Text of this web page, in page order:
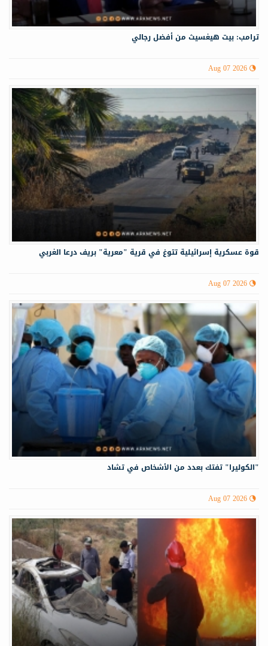
ترامب: بيت هيغسيث من أفضل رجالي
Aug 07 2026
قوة عسكرية إسرائيلية تتوغ في قرية "معرية" بريف درعا الغربي
Aug 07 2026
"الكوليرا" تفتك بعدد من الأشخاص في تشاد
Aug 07 2026